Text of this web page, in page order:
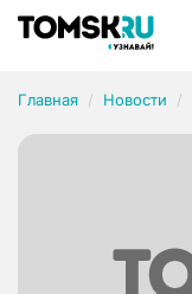
Главная Новости